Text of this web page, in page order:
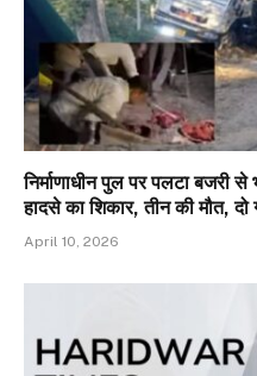
निर्माणाधीन पुल पर पलटा बजरी
हादसे का शिकार, तीन की मौत, दो
April 10, 2026